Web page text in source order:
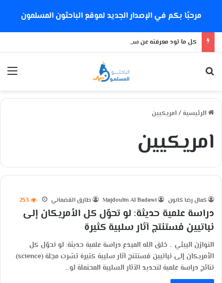
مرحبًا بكم في الإصدار الجديد لموقع الباحثون المسلمون
كل ما تود معرفته عن سلالة كورونا الجديدة
الرئيسية / امريكيين
امريكيين
كمال رضا كانون Majdoulin Al Badawi طارق القضماني 253
دراسة علمية حديثة: لو تحوّل كل الأمريكان إلى
نباتيين فستنتج آثار سلبية كثيرة
التوازن البيئي .. خلق الله المبدع دراسة علمية حديثة: لو تحوّل كل
الأمريكان إلى نباتيين فستنتج آثار سلبية كثيرة نشرت مجلة (science)
نتائج دراسة علمية لتحديد الآثار السلبية المحتملة لو…